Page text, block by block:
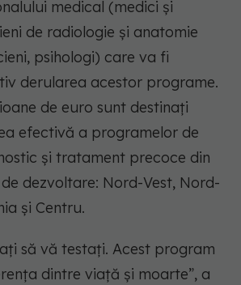
medical (medici și
de radiologie şi anatomie
psihologi) care va fi
derularea acestor programe.
de euro sunt destinați
efectivă a programelor de
şi tratament precoce din
dezvoltare: Nord-Vest, Nord-
şi Centru.
să vă testați. Acest program
dintre viață și moarte”, a